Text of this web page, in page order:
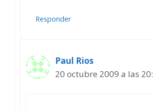
Responder
Paul Rios
20 octubre 2009 a las